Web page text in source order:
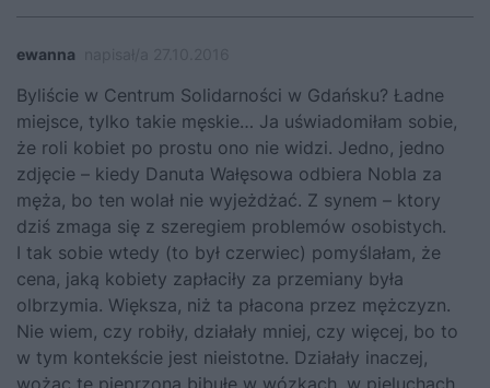
ewanna
Byliście w Centrum Solidarności w Gdańsku? Ładne
miejsce, tylko takie męskie… Ja uświadomiłam sobie,
że roli kobiet po prostu ono nie widzi. Jedno, jedno
zdjęcie – kiedy Danuta Wałęsowa odbiera Nobla za
męża, bo ten wolał nie wyjeżdżać. Z synem – ktory
dziś zmaga się z szeregiem problemów osobistych.
I tak sobie wtedy (to był czerwiec) pomyślałam, że
cena, jaką kobiety zapłaciły za przemiany była
olbrzymia. Większa, niż ta płacona przez mężczyzn.
Nie wiem, czy robiły, działały mniej, czy więcej, bo to
w tym kontekście jest nieistotne. Działały inaczej,